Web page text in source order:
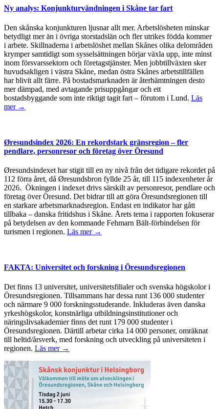
Ny analys: Konjunkturvändningen i Skåne tar fart
Den skånska konjunkturen ljusnar allt mer. Arbetslösheten minskar
betydligt mer än i övriga storstadslän och fler utrikes födda kommer
i arbete. Skillnaderna i arbetslöshet mellan Skånes olika delområden
krymper samtidigt som sysselsättningen börjar växla upp, inte minst
inom försvarssektorn och företagstjänster. Men jobbtillväxten sker
huvudsakligen i västra Skåne, medan östra Skånes arbetstillfällen
har blivit allt färre. På bostadsmarknaden är återhämtningen desto
mer dämpad, med avtagande prisuppgångar och ett
bostadsbyggande som inte riktigt tagit fart – förutom i Lund. Läs
mer →
Øresundsindex 2026: En rekordstark gränsregion – fler
pendlare, personresor och företag över Öresund
Øresundsindexet har stigit till en ny nivå från det tidigare rekordet på
112 förra året, då Øresundsbron fyllde 25 år, till 115 indexenheter år
2026. Ökningen i indexet drivs särskilt av personresor, pendlare och
företag över Öresund. Det bidrar till att göra Öresundsregionen till
en starkare arbetsmarknadsregion. Endast en indikator har gått
tillbaka – danska fritidshus i Skåne. Årets tema i rapporten fokuserar
på betydelsen av den kommande Fehmarn Bält-förbindelsen för
turismen i regionen. Läs mer →
FAKTA: Universitet och forskning i Öresundsregionen
Det finns 13 universitet, universitetsfilialer och svenska högskolor i
Öresundsregionen. Tillsammans har dessa runt 136 000 studenter
och närmare 9 000 forskningsstuderande. Inkluderas även danska
yrkeshögskolor, konstnärliga utbildningsinstitutioner och
näringslivsakademier finns det runt 179 000 studenter i
Öresundsregionen. Därtill arbetar cirka 14 000 personer, omräknat
till heltid/årsverk, med forskning och utveckling på universiteten i
regionen. Läs mer →